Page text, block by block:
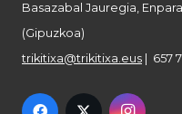
Basazabal Jauregia,
(Gipuzkoa)
trikitixa@trikitixa.eus | 657